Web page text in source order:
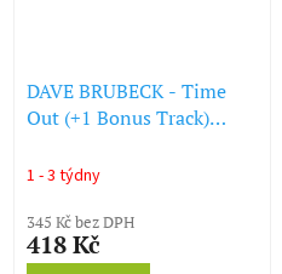
DAVE BRUBECK - Time
Out (+1 Bonus Track)
Vinyl) (LP)
1 - 3 týdny
345 Kč bez DPH
418 Kč